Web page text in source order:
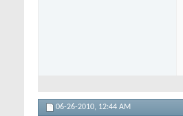
06-26-2010, 12:44 AM